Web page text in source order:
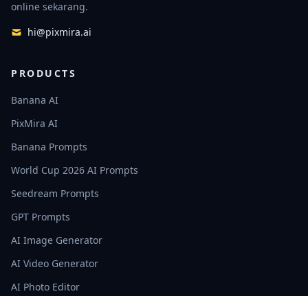
online sekarang.
hi@pixmira.ai
PRODUCTS
Banana AI
PixMira AI
Banana Prompts
World Cup 2026 AI Prompts
Seedream Prompts
GPT Prompts
AI Image Generator
AI Video Generator
AI Photo Editor